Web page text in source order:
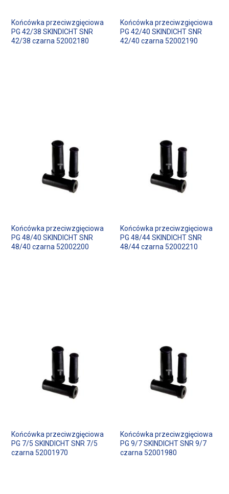
Końcówka przeciwzgięciowa
PG 42/38 SKINDICHT SNR
42/38 czarna 52002180
Końcówka przeciwzgięciowa
PG 42/40 SKINDICHT SNR
42/40 czarna 52002190
Końcówka przeciwzgięciowa
PG 48/40 SKINDICHT SNR
48/40 czarna 52002200
Końcówka przeciwzgięciowa
PG 48/44 SKINDICHT SNR
48/44 czarna 52002210
Końcówka przeciwzgięciowa
PG 7/5 SKINDICHT SNR 7/5
czarna 52001970
Końcówka przeciwzgięciowa
PG 9/7 SKINDICHT SNR 9/7
czarna 52001980